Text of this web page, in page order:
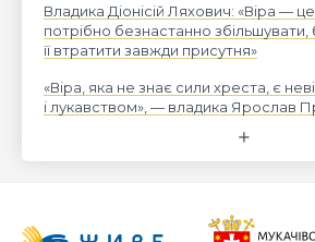
Владика Діонісій Ляхович: «Віра —
потрібно безнастанно
її втратити завжди присутня»
«Віра, яка не знає сили хреста, є
і лукавством», — владика Ярослав